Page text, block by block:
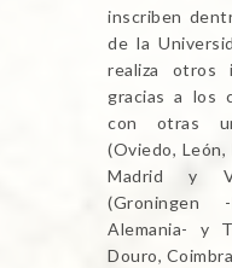
inscriben
de la
realiza otros
gracias a los
con otras
(Oviedo,
Madrid y
(Groningen
Alemania- y
Douro,